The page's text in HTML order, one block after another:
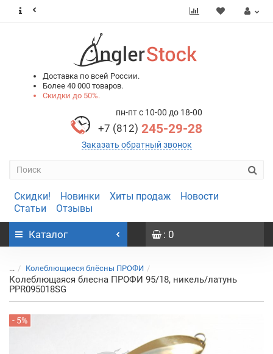
Доставка по всей России.
Более 40 000 товаров.
Скидки до 50%.
пн-пт с 10-00 до 18-00
+7 (812) 245-29-28
Заказать обратный звонок
Скидки! Новинки Хиты продаж
Новости
Статьи
Отзывы
Каталог : 0
... Колеблющиеся блёсны ПРОФИ
Колеблющаяся блесна ПРОФИ 95/18, никель/латунь
PPR095018SG
- 5%